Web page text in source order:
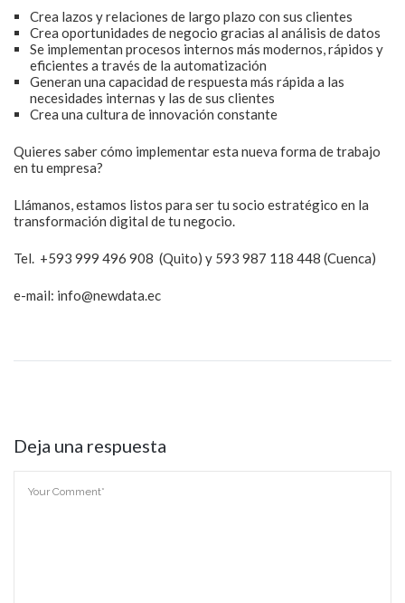
Crea lazos y relaciones de largo plazo con sus clientes
Crea oportunidades de negocio gracias al análisis de datos
Se implementan procesos internos más modernos, rápidos y
eficientes a través de la automatización
Generan una capacidad de respuesta más rápida a las
necesidades internas y las de sus clientes
Crea una cultura de innovación constante
Quieres saber cómo implementar esta nueva forma de trabajo
en tu empresa?
Llámanos, estamos listos para ser tu socio estratégico en la
transformación digital de tu negocio.
Tel. +593 999 496 908 (Quito) y 593 987 118 448 (Cuenca)
e-mail: info@newdata.ec
Deja una respuesta